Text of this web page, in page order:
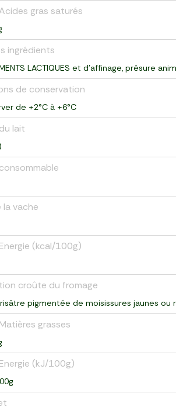
gras saturés
ingrédients
LACTIQUES et d'affinage, présure
de conservation
de +2°C à +6°C
lait
la vache
(kcal/100g)
croûte du fromage
pigmentée de moisissures jaunes ou
grasses
(kJ/100g)